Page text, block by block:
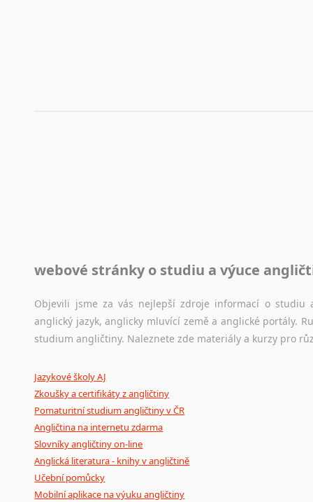
Jazykový korpus je elektronický soubor autentických
původního zdroje textu.
Ostatní pomůcky pro překladatele
poradny a pravidla
webové stránky o studiu a výuce
Objevili jsme za vás nejlepší zdroje informací o studiu
anglický jazyk, anglicky mluvící země a anglické portály.
studium angličtiny. Naleznete zde materiály a kurzy pro
Jazykové školy AJ
Zkoušky a certifikáty z angličtiny
Pomaturitní studium angličtiny v ČR
Angličtina na internetu zdarma
Slovníky angličtiny on-line
Anglická literatura - knihy v angličtině
Učební pomůcky
Mobilní aplikace na výuku angličtiny